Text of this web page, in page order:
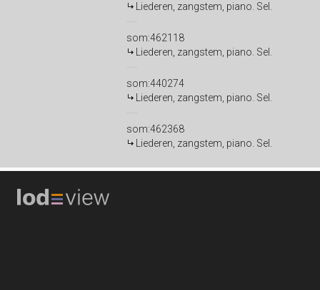
Liederen, zangstem, piano. Sel.
som:462118
Liederen, zangstem, piano. Sel.
som:440274
Liederen, zangstem, piano. Sel.
som:462368
Liederen, zangstem, piano. Sel.